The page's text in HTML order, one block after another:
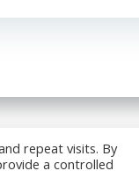
sur l'Île de Ré par
repeat visits. By
a controlled